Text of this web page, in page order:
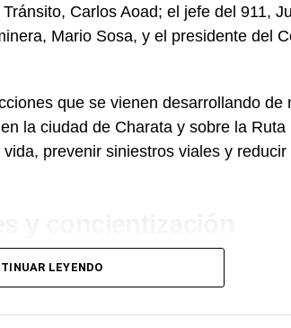
Carlos Aoad; el jefe del 911,
Mario Sosa, y el presidente del
que se vienen desarrollando de
en la ciudad de Charata y sobre la Ruta
prevenir siniestros viales y reducir
, se avanzó en la planificación
en los procedimientos,
la responsabilidad que implica
LEYENDO